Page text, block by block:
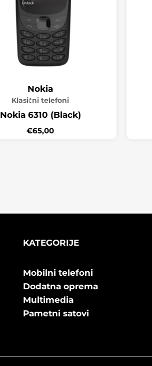
Nokia
Klasični telefoni
Nokia 6310 (Black)
€65,00
KATEGORIJE
Mobilni telefoni
Dodatna oprema
Multimedia
Pametni satovi